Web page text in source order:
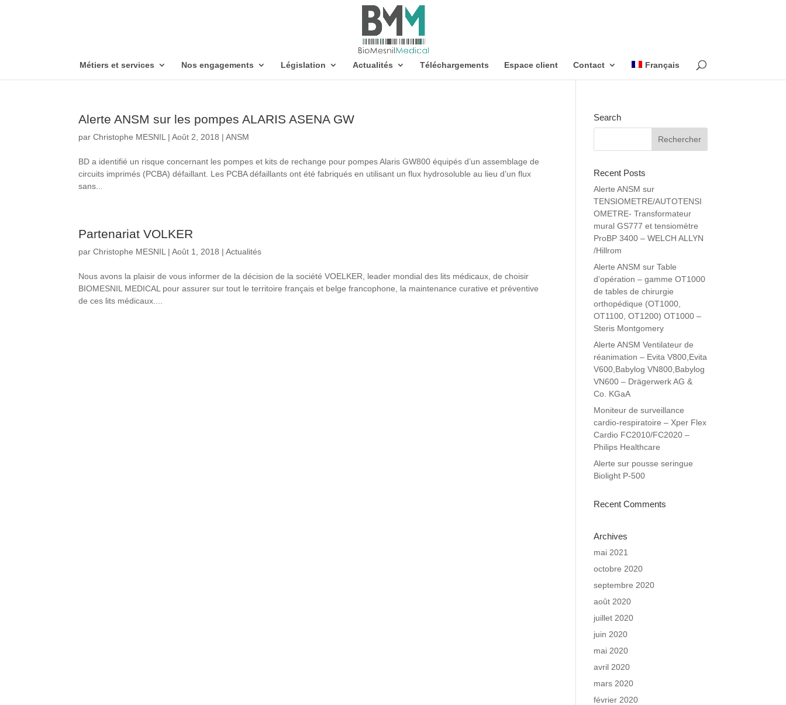
Métiers et services Nos engagements Législation Actualités Téléchargements Espace client Contact Français
Alerte ANSM sur les pompes ALARIS ASENA GW
parChristophe MESNIL |Août 2, 2018 |ANSM
BD a identifié un risque concernant les pompes et kits de rechange pour pompes Alaris GW800 équipés d’un assemblage de
circuits imprimés (PCBA) défaillant. Les PCBA défaillants ont été fabriqués en utilisant un flux hydrosoluble au lieu d’un flux
sans...
Partenariat VOLKER
parChristophe MESNIL |Août 1, 2018 |Actualités
Nous avons la plaisir de vous informer de la décision de la société VOELKER, leader mondial des lits médicaux, de choisir
BIOMESNIL MEDICAL pour assurer sur tout le territoire français et belge francophone, la maintenance curative et préventive
de ces lits médicaux....
Search
Recent Posts
Alerte ANSM sur
TENSIOMETRE/AUTOTENSI
OMETRE- Transformateur
mural GS777 et tensiomètre
ProBP 3400 – WELCH ALLYN
/Hillrom
Alerte ANSM sur Table
d’opération – gamme OT1000
de tables de chirurgie
orthopédique (OT1000,
OT1100, OT1200) OT1000 –
Steris Montgomery
Alerte ANSM Ventilateur de
réanimation – Evita V800,Evita
V600,Babylog VN800,Babylog
VN600 – Drägerwerk AG &
Co. KGaA
Moniteur de surveillance
cardio-respiratoire – Xper Flex
Cardio FC2010/FC2020 –
Philips Healthcare
Alerte sur pousse seringue
Biolight P-500
Recent Comments
Archives
mai 2021
octobre 2020
septembre 2020
août 2020
juillet 2020
juin 2020
mai 2020
avril 2020
mars 2020
février 2020